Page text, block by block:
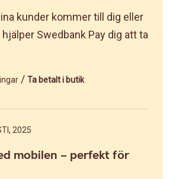
kunder kommer till dig eller
Swedbank Pay dig att ta
/Ta betalt i butik
2025
mobilen – perfekt för